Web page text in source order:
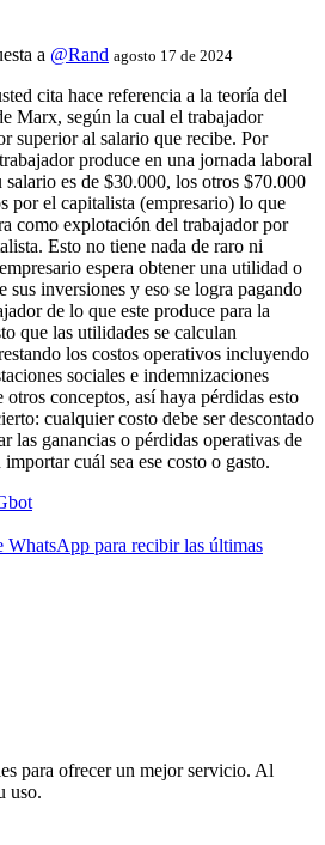
a @Rand agosto 17 de 2024
cita hace referencia a la teoría del
Marx, según la cual el trabajador
superior al salario que recibe. Por
produce en una jornada laboral
es de $30.000, los otros $70.000
por el capitalista (empresario) lo que
como explotación del trabajador por
Esto no tiene nada de raro ni
espera obtener una utilidad o
sus inversiones y eso se logra pagando
de lo que este produce para la
que las utilidades se calculan
los costos operativos incluyendo
sociales e indemnizaciones
otros conceptos, así haya pérdidas esto
cualquier costo debe ser descontado
las ganancias o pérdidas operativas de
importar cuál sea ese costo o gasto.
WhatsApp para recibir las últimas
para ofrecer un mejor servicio. Al
uso.